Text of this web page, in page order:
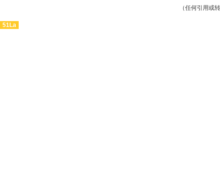
（任何引用或
51La